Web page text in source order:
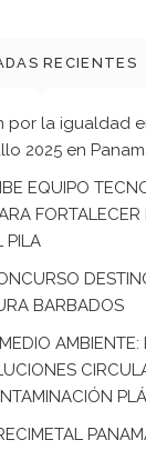
RECIENTES
por la igualdad
2025 en
EQUIPO
FORTALECER
PILA
BARBADOS
AMBIENTE: